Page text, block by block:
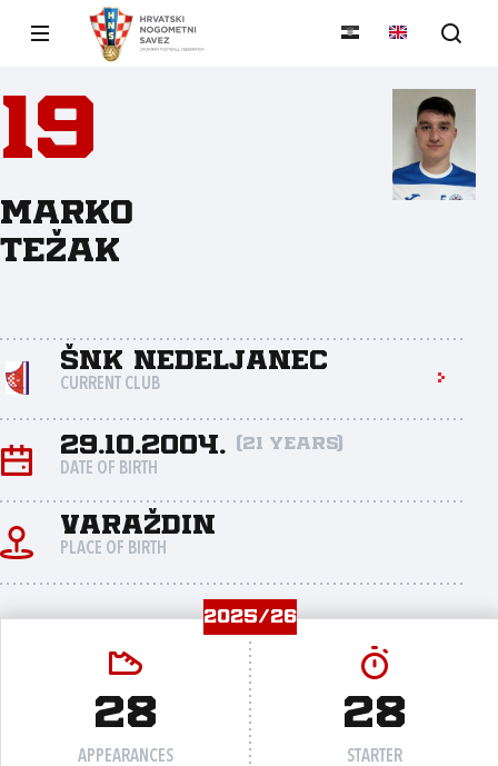
19
Marko
Težak
ŠNK Nedeljanec
CURRENT CLUB
29.10.2004. (21 years)
DATE OF BIRTH
Varaždin
PLACE OF BIRTH
2025/26
28
APPEARANCES
28
STARTER